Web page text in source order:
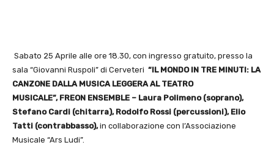
Sabato 25 Aprile alle ore 18.30, con ingresso gratuito, presso la
sala “Giovanni Ruspoli” di Cerveteri “IL MONDO IN TRE MINUTI: LA
CANZONE DALLA MUSICA LEGGERA AL TEATRO
MUSICALE”, FREON ENSEMBLE – Laura Polimeno (soprano),
Stefano Cardi (chitarra), Rodolfo Rossi (percussioni), Elio
Tatti (contrabbasso),in collaborazione con l’Associazione
Musicale “Ars Ludi”.